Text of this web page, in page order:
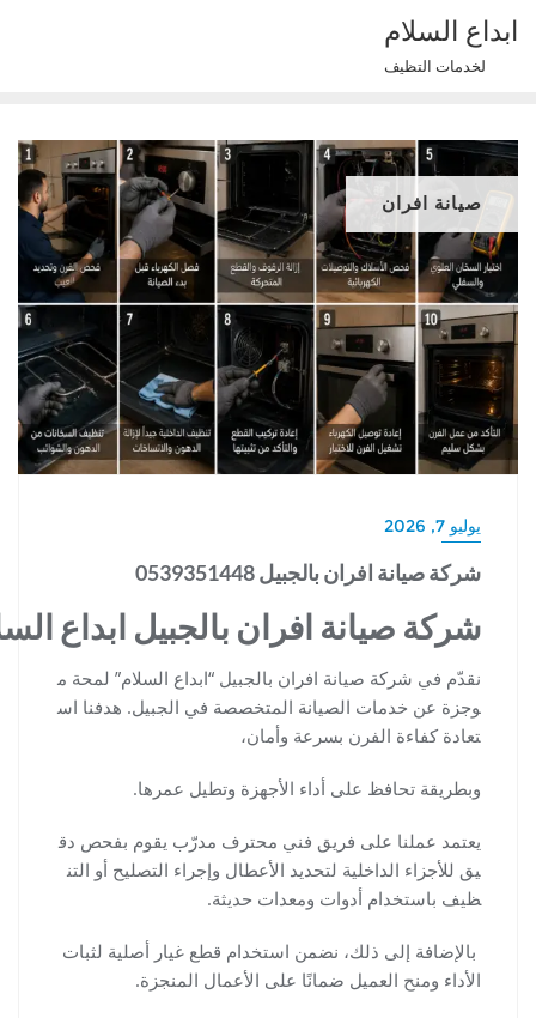
Skip
content
ابداع السلام
لخدمات التظيف
صيانة افران
يوليو 7, 2026
شركة صيانة افران بالجبيل 0539351448
شركة صيانة افران بالجبيل ابداع
نقدّم في شركة صيانة افران بالجبيل “ابداع السلام” لمحة م
وجزة عن خدمات الصيانة المتخصصة في الجبيل. هدفنا اس
تعادة كفاءة الفرن بسرعة وأمان،
وبطريقة تحافظ على أداء الأجهزة وتطيل عمرها.
يعتمد عملنا على فريق فني محترف مدرّب يقوم بفحص دق
يق للأجزاء الداخلية لتحديد الأعطال وإجراء التصليح أو التن
ظيف باستخدام أدوات ومعدات حديثة.
بالإضافة إلى ذلك، نضمن استخدام قطع غيار أصلية لثبات
الأداء ومنح العميل ضمانًا على الأعمال المنجزة.